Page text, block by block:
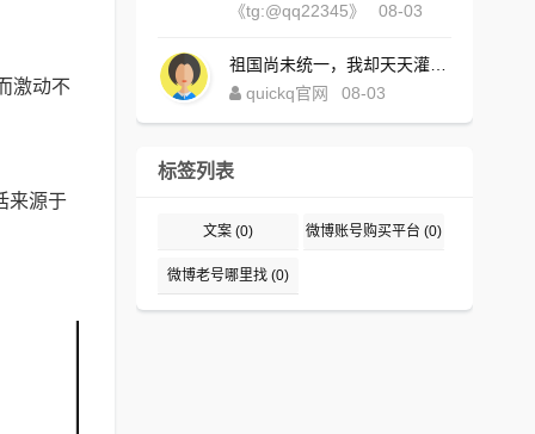
激动不
来源于
《tg:@qq22345》
08-03
quickq官网
08-03
标签列表
文案 (0) 微博账号购买平台 (0)
微博老号哪里找 (0)